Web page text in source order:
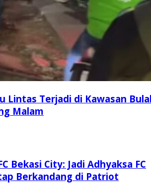
Lintas Terjadi di Kawasan
Malam
Bekasi City: Jadi Adhyaksa FC
Berkandang di Patriot